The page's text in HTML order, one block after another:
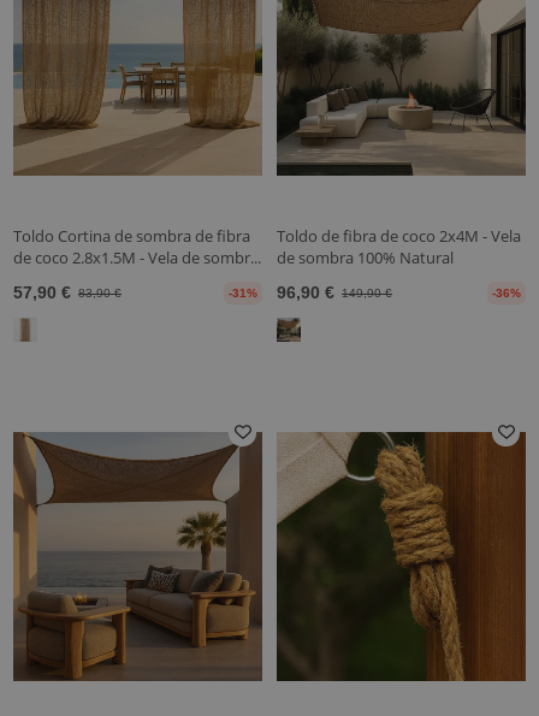
Toldo Cortina de sombra de fibra
de coco 2.8x1.5M - Vela de sombr...
57,90 € 83,90 € -31%
Toldo de fibra de coco 2x4M - Vela
de sombra 100% Natural
96,90 € 149,90 € -36%